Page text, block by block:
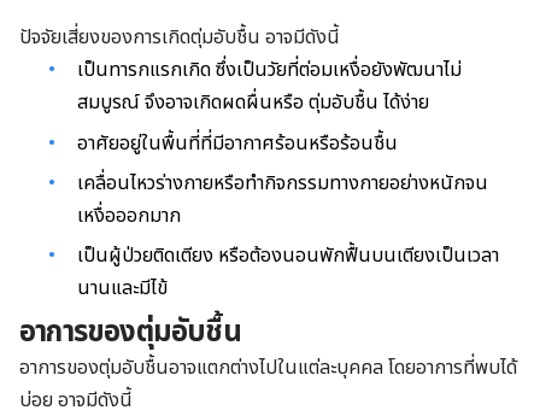
ปัจจัยเสี่ยงของการเกิดตุ่มอับชื้น อาจมีดังนี้
เป็นทารกแรกเกิด ซึ่งเป็นวัยที่ต่อมเหงื่อยังพัฒนาไม่
สมบูรณ์ จึงอาจเกิดผดผื่นหรือ ตุ่มอับชื้น ได้ง่าย
อาศัยอยู่ในพื้นที่ที่มีอากาศร้อนหรือร้อนชื้น
เคลื่อนไหวร่างกายหรือทำกิจกรรมทางกายอย่างหนักจน
เหงื่อออกมาก
เป็นผู้ป่วยติดเตียง หรือต้องนอนพักฟื้นบนเตียงเป็นเวลา
นานและมีไข้
อาการของตุ่มอับชื้น
อาการของตุ่มอับชื้นอาจแตกต่างไปในแต่ละบุคคล โดยอาการที่พบได้
บ่อย อาจมีดังนี้